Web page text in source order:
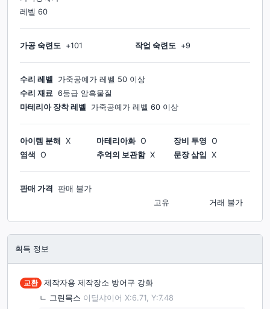
레벨 60
가공 숙련도 +101 작업 숙련도 +9
수리 레벨 가죽공예가 레벨 50 이상
수리 재료 6등급 암흑물질
마테리아 장착 레벨
가죽공예가 레벨 60 이상
아이템 분해 X 마테리아화 O 장비 투영 O
염색
O 추억의 보관함 X 문장 삽입 X
판매 가격
판매 불가
거래 불가
고유
획득 정보
교환
제작자용 제작장소 방어구 강화
ㄴ 그린목스 이딜샤이어 X:6.71, Y:7.48